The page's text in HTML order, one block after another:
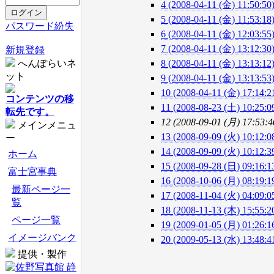
パスワード紛失
新規登録
へんぽらいネ
ット
コンテンツの移
転先です。
メインメニュ
ー
ホーム
富士宮事典
最新ページ一
覧
ページ一覧
イメージバンク
提供・製作
4 (2008-04-11 (金) 11:50:50)
5 (2008-04-11 (金) 11:53:18)
6 (2008-04-11 (金) 12:03:55)
7 (2008-04-11 (金) 13:12:30)
8 (2008-04-11 (金) 13:13:12)
9 (2008-04-11 (金) 13:13:53)
10 (2008-04-11 (金)
11 (2008-08-23 (土)
12 (2008-09-01 (月)
13 (2008-09-09 (火)
14 (2008-09-09 (火)
15 (2008-09-28 (日)
16 (2008-10-06 (月)
17 (2008-11-04 (火)
18 (2008-11-13 (木)
19 (2009-01-05 (月)
20 (2009-05-13 (水)